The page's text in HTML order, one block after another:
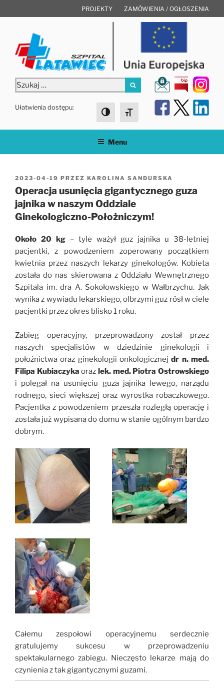
do
PROJEKTY ZAMÓWIENIA / OGŁOSZENIA
Szukaj:
Szukaj
Ułatwienia dostępu:
Toggle High Contrast
Toggle Font size
Menu
OPUBLIKOWANE
W
2023-04-19 PRZEZ KAROLINA SANDURSKA
Operacja usunięcia gigantycznego guza
jajnika w naszym Oddziale
Ginekologiczno-Położniczym!
Około 20 kg – tyle ważył guz jajnika u 38-letniej
pacjentki, z powodzeniem zoperowany początkiem
kwietnia przez naszych lekarzy ginekologów. Kobieta
została do nas skierowana z Oddziału Wewnętrznego
Szpitala im. dra A. Sokołowskiego w Wałbrzychu. Jak
wynika z wywiadu lekarskiego, olbrzymi guz rósł w ciele
pacjentki przez okres blisko 1 roku.
Zabieg operacyjny, przeprowadzony został przez
naszych specjalistów w dziedzinie ginekologii i
położnictwa oraz ginekologii onkologicznejdr n. med.
Filipa Kubiaczyka orazlek. med. Piotra Ostrowskiego
i polegał na usunięciu guza jajnika lewego, narządu
rodnego, sieci większej oraz wyrostka robaczkowego.
Pacjentka z powodzeniem przeszła rozległą operację i
została już wypisana do domu w stanie ogólnym bardzo
dobrym.
Całemu zespołowi operacyjnemu serdecznie
gratulujemy sukcesu w przeprowadzeniu
spektakularnego zabiegu. Nieczęsto lekarze mają do
czynienia z tak gigantycznymi guzami.